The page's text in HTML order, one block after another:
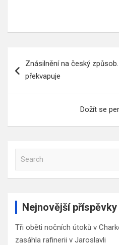
proZnásilnění na český
překvapuje
Dožít se
a
Nejnovější příspěvky
Tři oběti nočních útoků v
zasáhla rafinerii v Jaroslavli